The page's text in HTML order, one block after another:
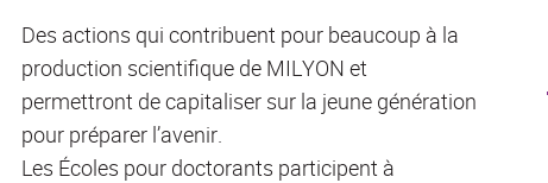
Des actions qui contribuent pour beaucoup à la
production scientifique de MILYON et
permettront de capitaliser sur la jeune génération
pour préparer l’avenir.
Les Écoles pour doctorants participent à